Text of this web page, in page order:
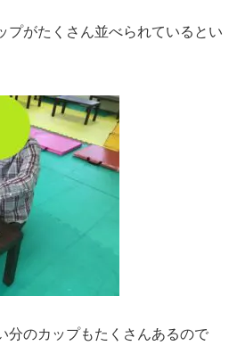
プがたくさん並べられているとい
分のカップもたくさんあるので